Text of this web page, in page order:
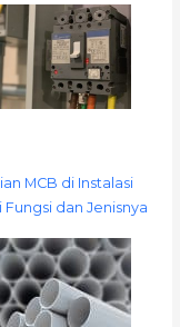
MCB di Instalasi
Fungsi dan Jenisnya